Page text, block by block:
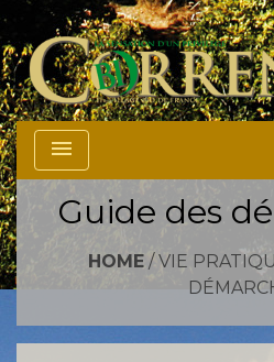
menu
Guide des
HOME/ VIE